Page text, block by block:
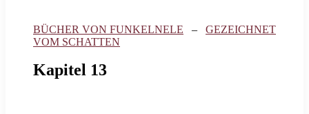
BÜCHER VON FUNKELNELE – GEZEICHNET
VOM SCHATTEN
Kapitel 13